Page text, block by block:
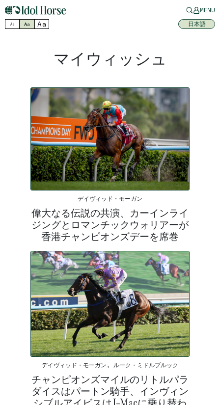
MENU
Aa Aa Aa 日本語
マイウィッシュ
デイヴィッド・モーガン
偉大なる伝説の共演、カーインライ
ジングとロマンチックウォリアーが
香港チャンピオンズデーを席巻
デイヴィッド・モーガン, ルーク・ミドルブルック
チャンピオンズマイルのリトルパラ
ダイスはパートン騎手、インヴィン